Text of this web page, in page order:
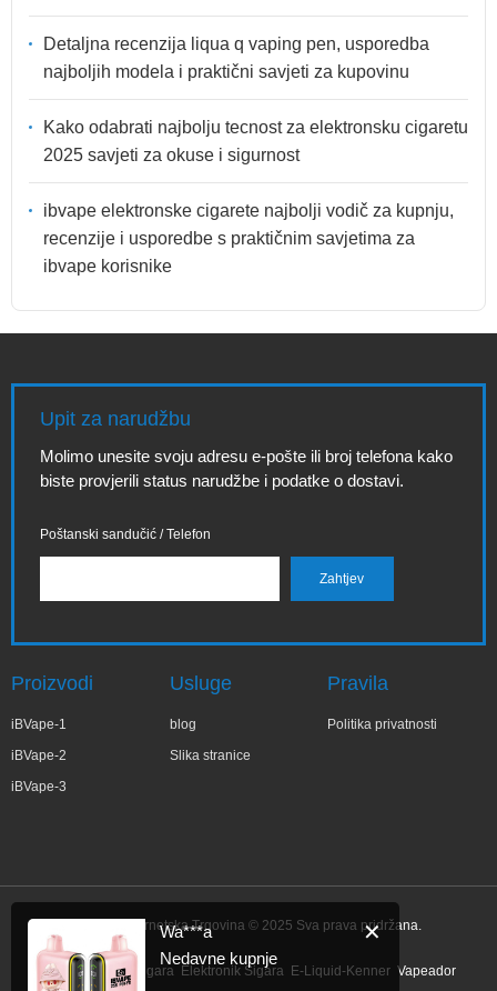
Detaljna recenzija liqua q vaping pen, usporedba
najboljih modela i praktični savjeti za kupovinu
Kako odabrati najbolju tecnost za elektronsku cigaretu
2025 savjeti za okuse i sigurnost
ibvape elektronske cigarete najbolji vodič za kupnju,
recenzije i usporedbe s praktičnim savjetima za
ibvape korisnike
Upit za narudžbu
Molimo unesite svoju adresu e-pošte ili broj telefona kako
biste provjerili status narudžbe i podatke o dostavi.
Poštanski sandučić / Telefon
Proizvodi
iBVape-1
iBVape-2
iBVape-3
Usluge
blog
Slika stranice
Pravila
Politika privatnosti
IBVape Internetska Trgovina © 2025 Sva prava pridržana.
Link: Elektronik Sigara Elektronik Sigara E-Liquid-Kenner Vapeador
✕
Wa***a
Nedavne kupnje